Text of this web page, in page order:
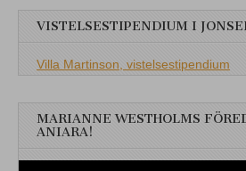
VISTELSESTIPENDIUM I
Villa Martinson, vistelsestipendium
MARIANNE WESTHOLMS
ANIARA!